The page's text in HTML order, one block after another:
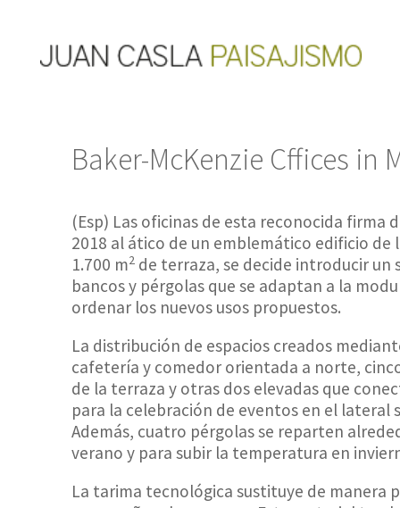
Baker-McKenzie Cffices in
(Esp) Las oficinas de esta reconocida
2018 al ático de un emblemático edificio de
1.700 m2 de terraza, se decide introducir
bancos y pérgolas que se adaptan a la
ordenar los nuevos usos propuestos.
La distribución de espacios creados
cafetería y comedor orientada a norte,
de la terraza y otras dos elevadas que
para la celebración de eventos en el lateral
Además, cuatro pérgolas se reparten
verano y para subir la temperatura en
La tarima tecnológica sustituye de manera